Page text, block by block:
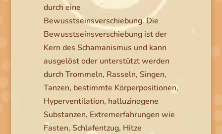
durch eine
Bewusstseinsverschiebung. Die
Bewusstseinsverschiebung ist der
Kern des Schamanismus und kann
ausgelöst oder unterstützt werden
durch Trommeln, Rasseln, Singen,
Tanzen, bestimmte Körperpositionen,
Hyperventilation, halluzinogene
Substanzen, Extremerfahrungen wie
Fasten, Schlafentzug, Hitze